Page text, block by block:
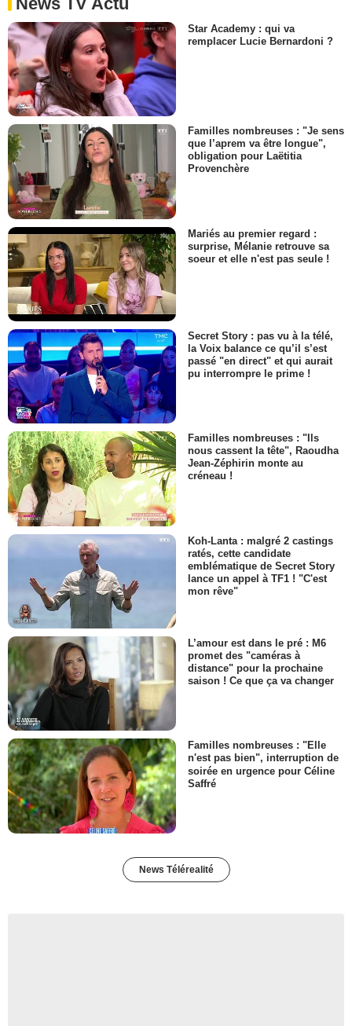
Star Academy : qui va
remplacer Lucie Bernardoni ?
Familles nombreuses : "Je sens
que l’aprem va être longue",
obligation pour Laëtitia
Provenchère
Mariés au premier regard :
surprise, Mélanie retrouve sa
soeur et elle n'est pas seule !
Secret Story : pas vu à la télé,
la Voix balance ce qu’il s’est
passé "en direct" et qui aurait
pu interrompre le prime !
Familles nombreuses : "Ils
nous cassent la tête", Raoudha
Jean-Zéphirin monte au
créneau !
Koh-Lanta : malgré 2 castings
ratés, cette candidate
emblématique de Secret Story
lance un appel à TF1 ! "C'est
mon rêve"
L’amour est dans le pré : M6
promet des "caméras à
distance" pour la prochaine
saison ! Ce que ça va changer
Familles nombreuses : "Elle
n'est pas bien", interruption de
soirée en urgence pour Céline
Saffré
News Télérealité